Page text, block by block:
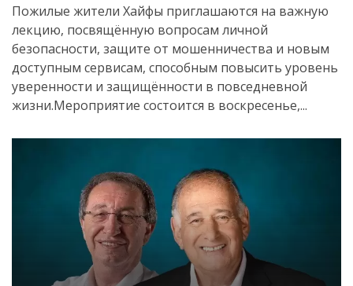
Пожилые жители Хайфы приглашаются на важную
лекцию, посвящённую вопросам личной
безопасности, защите от мошенничества и новым
доступным сервисам, способным повысить уровень
уверенности и защищённости в повседневной
жизни.Мероприятие состоится в воскресенье,...